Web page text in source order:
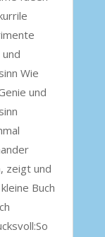
Wie
und
zeigt und
Buch